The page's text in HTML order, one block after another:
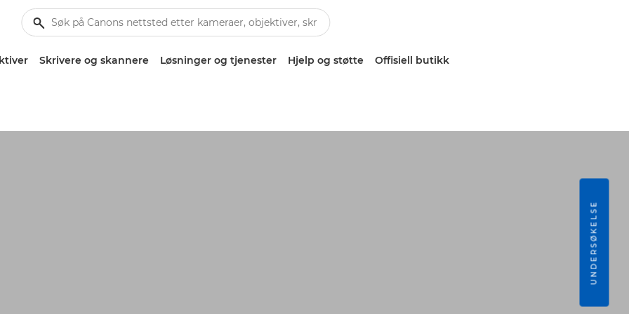
Skrivere og skannere Løsninger og tjenester Hjelp og støtte Offisiell butikk
UNDERSØKELSE